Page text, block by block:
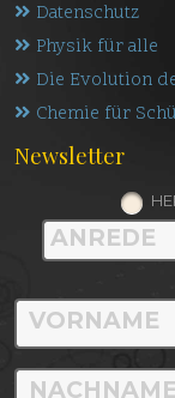
Datenschutz
Physik für alle
Die Evolution
Chemie für
Newsletter